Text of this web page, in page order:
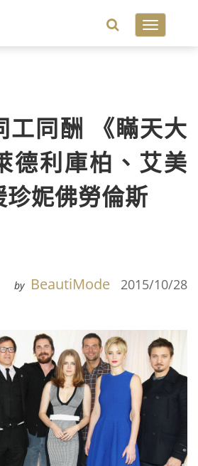
Toggle
工同酬 《瞞天大
德利庫柏、艾美
妮佛勞倫斯
by BeautiMode 2015/10/28